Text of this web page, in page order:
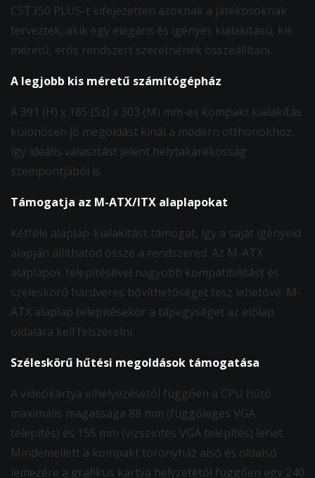
CST350 PLUS-t kifejezetten azoknak a játékosoknak
tervezték, akik egy elegáns és igényes kialakítású, kis
méretű, erős rendszert szeretnének összeállítani.
A legjobb kis méretű számítógépház
A 391 (H) x 185 (Sz) x 303 (M) mm-es kompakt kialakítás
különösen jó megoldást kínál a modern otthonokhoz,
így ideális választást jelent helytakarékosság
szempontjából is.
Támogatja az M-ATX/ITX alaplapokat
Kétféle alaplap-kialakítást támogat, így a saját igényeid
alapján állíthatod össze a rendszered. Az M-ATX
alaplapok telepítésével nagyobb kompatibilitást és
széleskörű hardveres bővíthetőséget tesz lehetővé. M-
ATX alaplap telepítésekor a tápegységet az előlap
oldalára kell felszerelni.
Széleskörű hűtési megoldások támogatása
A videókártya elhelyezésétől függően a CPU hűtő
maximális magassága 88 mm (függőleges VGA
telepítés) és 155 mm (vízszintes VGA telepítés) lehet.
Mindemellett a kompakt toronyház alsó és oldalsó
lemezére a grafikus kártya helyzetétől függően egy 240